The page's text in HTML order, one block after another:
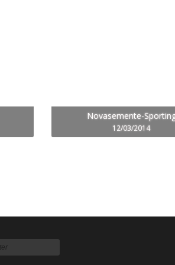
Novasemente-
12/03/2014